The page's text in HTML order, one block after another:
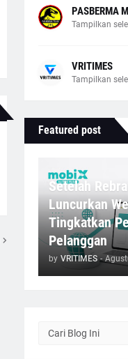
PASBERMA
Tampilkan
VRITIMES
Tampilkan
Featured post
Setelah
Luncurkan
Tingkatkan
Pelanggan
by VRITIMES -